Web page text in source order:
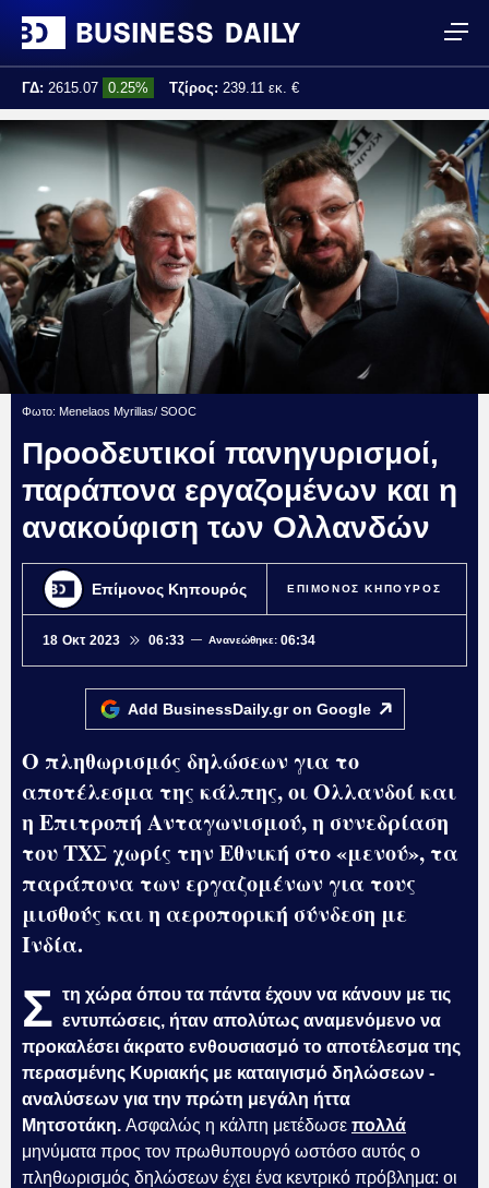
ΓΔ: 2615.07 0.25% Τζίρος: 239.11 εκ. €
Τελ. ενημέρωση: 17:25:01
Φωτο: Menelaos Myrillas/ SOOC
Προοδευτικοί πανηγυρισμοί,
παράπονα εργαζομένων και η
ανακούφιση των Ολλανδών
Επίμονος Κηπουρός ΕΠΙΜΟΝΟΣ ΚΗΠΟΥΡΟΣ
18 Οκτ 2023 06:33 Ανανεώθηκε: 06:34
Add BusinessDaily.gr on Google
Ο πληθωρισμός δηλώσεων για το
αποτέλεσμα της κάλπης, οι Ολλανδοί και
η Επιτροπή Ανταγωνισμού, η συνεδρίαση
του ΤΧΣ χωρίς την Εθνική στο «μενού», τα
παράπονα των εργαζομένων για τους
μισθούς και η αεροπορική σύνδεση με
Ινδία.
Σ τη χώρα όπου τα πάντα έχουν να κάνουν με τις
εντυπώσεις, ήταν απολύτως αναμενόμενο να
προκαλέσει άκρατο ενθουσιασμό το αποτέλεσμα της
περασμένης Κυριακής με καταιγισμό δηλώσεων -
αναλύσεων για την πρώτη μεγάλη ήττα
Μητσοτάκη. Ασφαλώς η κάλπη μετέδωσε πολλά
μηνύματα προς τον πρωθυπουργό ωστόσο αυτός ο
πληθωρισμός δηλώσεων έχει ένα κεντρικό πρόβλημα: οι